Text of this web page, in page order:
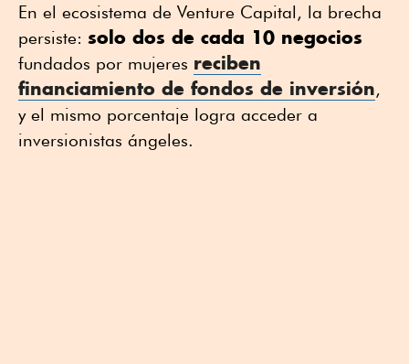
En el ecosistema de Venture Capital, la brecha
persiste: solo dos de cada 10 negocios
fundados por mujeres reciben
financiamiento de fondos de inversión,
y el mismo porcentaje logra acceder a
inversionistas ángeles.